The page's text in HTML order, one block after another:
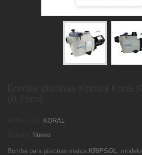
KORAL
Nuevo
Bomba para piscinas marca KRIPSOL, modelo